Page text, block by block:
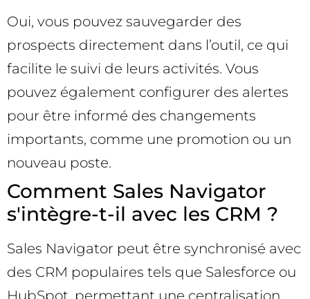
Oui, vous pouvez sauvegarder des
prospects directement dans l’outil, ce qui
facilite le suivi de leurs activités. Vous
pouvez également configurer des alertes
pour être informé des changements
importants, comme une promotion ou un
nouveau poste.
Comment Sales Navigator
s'intègre-t-il avec les CRM ?
Sales Navigator peut être synchronisé avec
des CRM populaires tels que Salesforce ou
HubSpot, permettant une centralisation